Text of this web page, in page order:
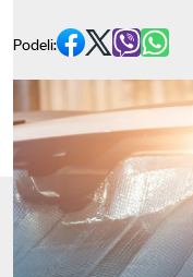
Podeli: